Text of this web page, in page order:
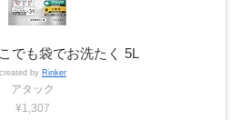
でも袋でお洗たく 5L
created by Rinker
アタック
¥1,307